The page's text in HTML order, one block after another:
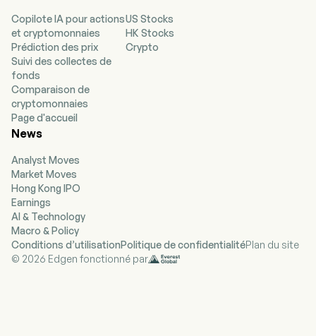
in the field of exotic plants. Saffron Tech has
developed a comprehensive agronomic and
agrotechnical protocol for the cultivation of
saffron. Moreover, the Company’s proprietary
Controlled Environment Agriculture (CEA)
technology is designed to execute, monitor, and
optimize this cultivation protocol effectively.
Furthermore, it has established a meticulous
extraction protocol to ensure the production of
advancing stages of developing and testing a
fully automated and remotely managed system
for growing saffron anywhere and anytime.
Saffron is used in many industries, such as the
food industry, particularly by chefs and Michelin-
starred restaurants, the natural cosmetics
industry and the food supplements industry,
and as a dye in the textile industry.
Copilote IA pour actions
et cryptomonnaies
Prédiction des prix
Suivi des collectes de
fonds
Comparaison de
cryptomonnaies
Page d'accueil
US Stocks
HK Stocks
Crypto
News
Analyst Moves
Market Moves
Hong Kong IPO
Earnings
AI & Technology
Macro & Policy
Conditions d’utilisationPolitique de confidentialitéPlan du site
© 2026 Edgen fonctionné par